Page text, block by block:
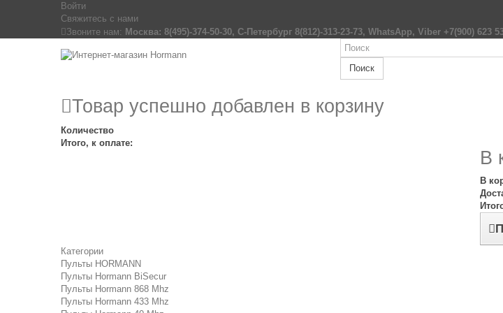
Войти
Свяжитесь с нами
Звоните нам: Москва: 8(495)-374-50-30, С-Петербург 8(812)-313-23-73, WhatsApp, Viber +7(900) 623
Поиск
Товар успешно добавлен в корзину
Количество
Итого, к оплате:
В
В
Категории
Пульты HORMANN
Пульты Hormann BiSecur
Пульты Hormann 868 Mhz
Пульты Hormann 433 Mhz